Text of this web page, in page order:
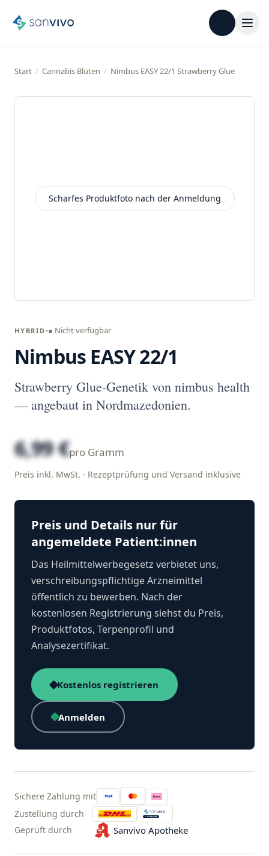
Start / Cannabis Blüten / Nimbus EASY 22/1 Strawberry Glue
Scharfes Produktfoto nach der Anmeldung
HYBRID ● Nicht verfügbar
Nimbus EASY 22/1
Strawberry Glue-Genetik von nimbus health
— angebaut in Nordmazedonien.
6,99 €pro Gramm
Preis inkl. MwSt. · Rezeptprüfung und Versand inklusive
Preis und Details nur für
angemeldete Patient:innen
Das Heilmittelwerbegesetz verbietet uns,
verschreibungspflichtige Arzneimittel
öffentlich zu bewerben. Nach der
kostenlosen Registrierung siehst du Preis,
Produktfotos, Terpenprofil und
Analysezertifikat.
Kostenlos registrieren
Anmelden
Sichere Zahlung mit
Zustellung durch
Geprüft durch
Sanvivo Apotheke